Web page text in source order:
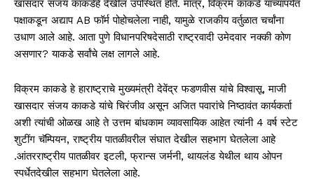
खासदार संजय काकडेहे देखील उपस्थित होते. मात्र, विक्रम काकडे यांच्यापर्यंत
पक्षाकडून अद्याप AB फॉर्म पोहोचलेला नाही, यामुळे राजकीय वर्तुळात चर्चांना
उधाण आले आहे. आता पुणे विधानपरिषदेसाठी राष्ट्रवादी उमेदवार नक्की कोण
असणार? याकडे सर्वांचे लक्ष लागले आहे.
विक्रम काकडे हे हाराष्ट्राचे मुख्यमंत्री देवेंद्र फडणवीस यांचे विश्वासू, माजी
खासदार संजय काकडे यांचे चिरंजीव असून अजित पवारांचे निष्ठावंत कार्यकर्ता
अशी त्यांची ओळख आहे ते उत्तम बांधकाम व्यावसायिक आहेत त्यांनी 4 वर्ष स्टेट
शुटींग चॅम्पियन, राष्ट्रीय पातळीवरील संघात देखील सहभाग घेतलेला आहे
.आंतरराष्ट्रीय पातळीवर इटली, फ्रान्स जर्मनी, थायलंड येथील थाय ओपन
स्पर्धेतदेखील सहभाग घेतलेला आहे.